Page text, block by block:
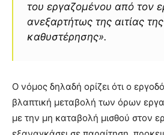
του εργαζομένου από τον
ανεξαρτήτως της αιτίας της
καθυστέρησης».
Ο νόμος δηλαδή ορίζει ότι ο
βλαπτική μεταβολή των όρων
με την μη καταβολή μισθού στον